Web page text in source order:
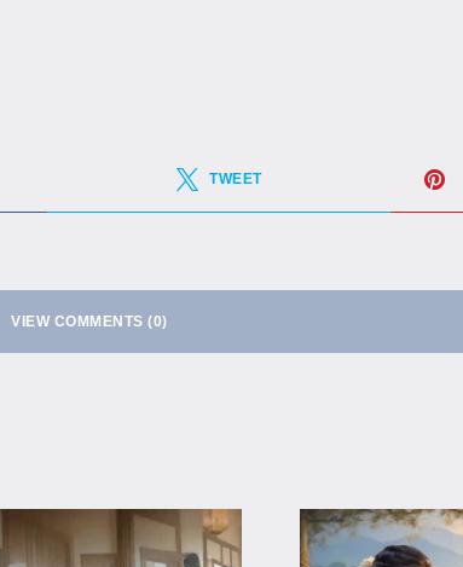
TWEET
VIEW COMMENTS (0)